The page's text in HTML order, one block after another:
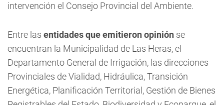
intervención el Consejo Provincial del Ambiente.
Entre las entidades que emitieron opinión se
encuentran la Municipalidad de Las Heras, el
Departamento General de Irrigación, las direcciones
Provinciales de Vialidad, Hidráulica, Transición
Energética, Planificación Territorial, Gestión de Bienes